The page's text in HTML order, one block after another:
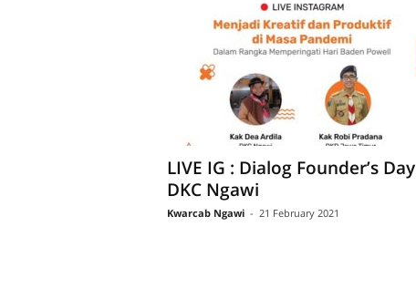
LIVE IG : Dialog Founder’s Day
DKC Ngawi
Kwarcab Ngawi - 21 February 2021